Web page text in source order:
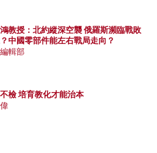
教授：北約縱深空襲 俄羅斯瀕臨戰敗
中國零部件能左右戰局走向？
輯部
檢 培育教化才能治本